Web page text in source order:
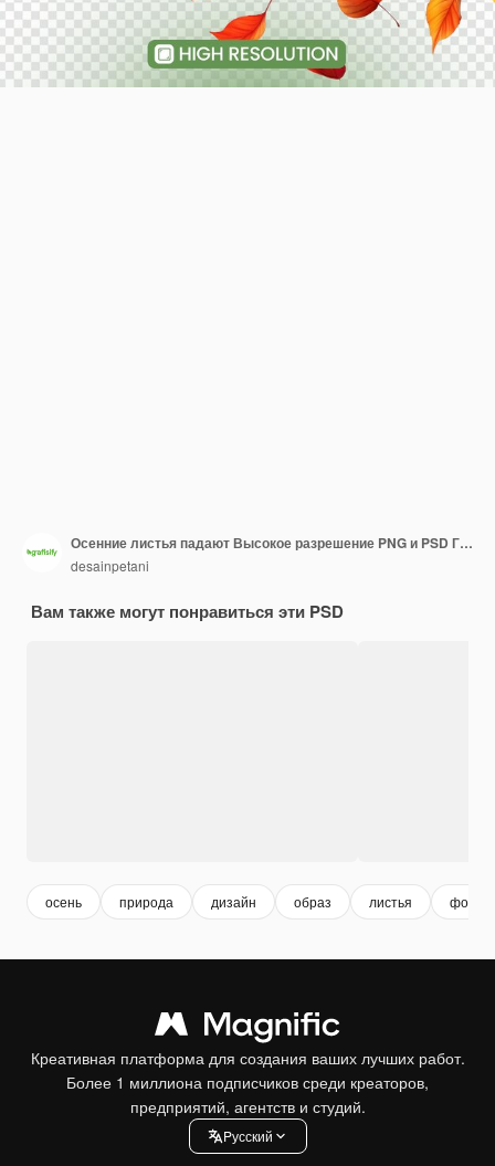
Осенние листья падают Высокое разрешение PNG и PSD Графические ресурсы для дизайнерских проектов с яркой осенней листьями Идеально подходит для осенних тем и сезонных дизайнов Скачать сейчас
desainpetani
Вам также могут понравиться эти PSD
осень природа дизайн образ листья фоны
Креативная платформа для создания ваших лучших работ.
Более 1 миллиона подписчиков среди креаторов,
предприятий, агентств и студий.
Pусский